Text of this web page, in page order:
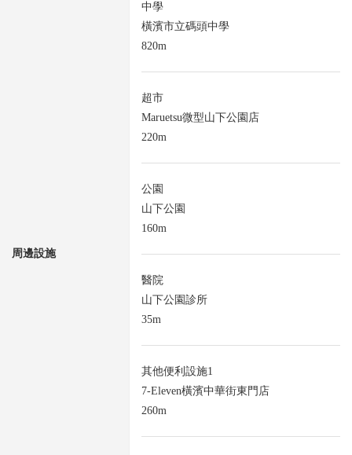
周邊設施
中學
橫濱市立碼頭中學
820m
超市
Maruetsu微型山下公園店
220m
公園
山下公園
160m
醫院
山下公園診所
35m
其他便利設施1
7-Eleven橫濱中華街東門店
260m